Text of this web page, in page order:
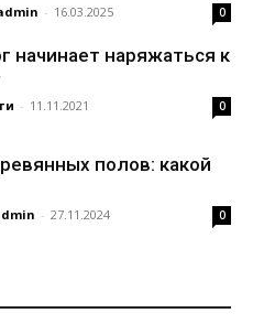
- 16.03.2025 0
начинает наряжаться к
- 11.11.2021 0
полов: какой
- 27.11.2024 0